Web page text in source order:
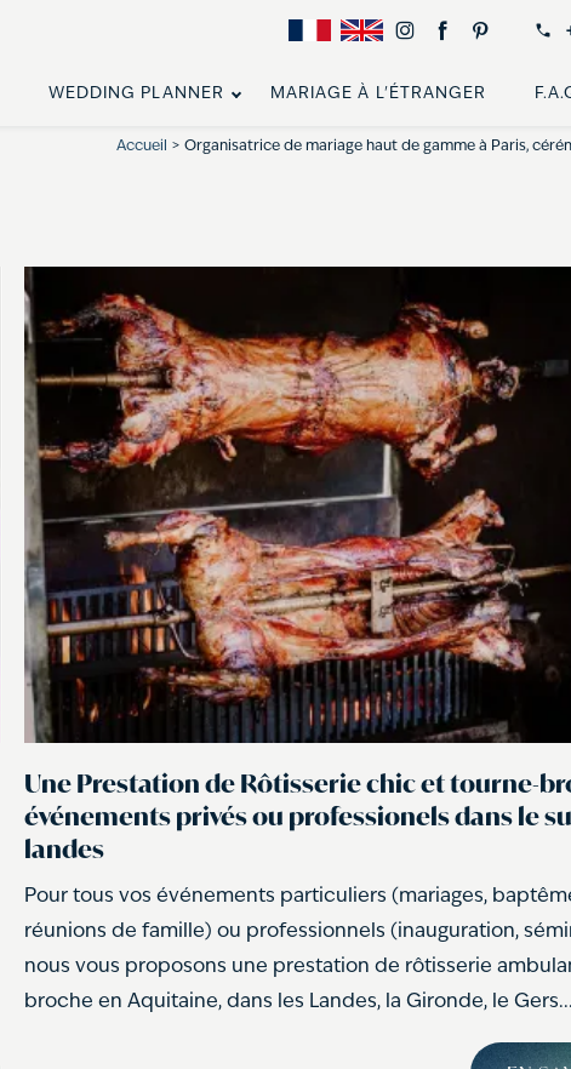
WEDDING PLANNER MARIAGE À L'ÉTRANGER
Accueil > Organisatrice de mariage haut de gamme à Paris,
Une Prestation de Rôtisserie chic et tourne-
événements privés ou professionels dans le
landes
Pour tous vos événements particuliers (mariages,
réunions de famille) ou professionnels (inauguration,
nous vous proposons une prestation de rôtisserie
broche en Aquitaine, dans les Landes, la Gironde, le Gers...